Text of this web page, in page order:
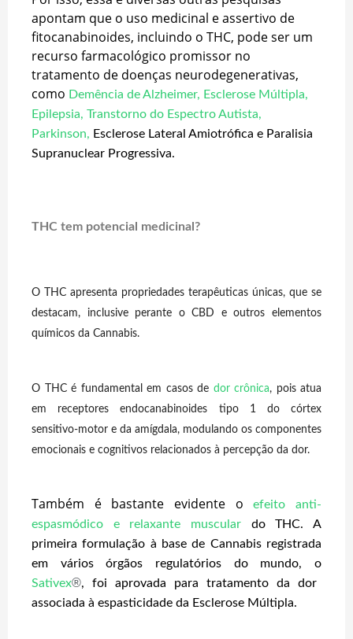
apontam que o uso medicinal e assertivo de
fitocanabinoides, incluindo o THC, pode ser um
recurso farmacológico promissor no
tratamento de doenças neurodegenerativas,
como Demência de Alzheimer, Esclerose Múltipla,
Epilepsia, Transtorno do Espectro Autista,
Parkinson, Esclerose Lateral Amiotrófica e Paralisia
Supranuclear Progressiva.
THC tem potencial medicinal?
O THC apresenta propriedades terapêuticas únicas, que se
destacam, inclusive perante o CBD e outros elementos
químicos da Cannabis.
O THC é fundamental em casos de dor crônica, pois atua
em receptores endocanabinoides tipo 1 do córtex
sensitivo-motor e da amígdala, modulando os componentes
emocionais e cognitivos relacionados à percepção da dor.
Também é bastante evidente oefeito anti-
espasmódico e relaxante muscular do THC. A
primeira formulação à base de Cannabis registrada
em vários órgãos regulatórios do mundo, o
Sativex®, foi aprovada para tratamento da dor
associada à espasticidade da Esclerose Múltipla.